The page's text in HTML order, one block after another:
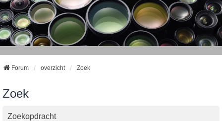
Forum overzicht Zoek
Zoek
Zoekopdracht